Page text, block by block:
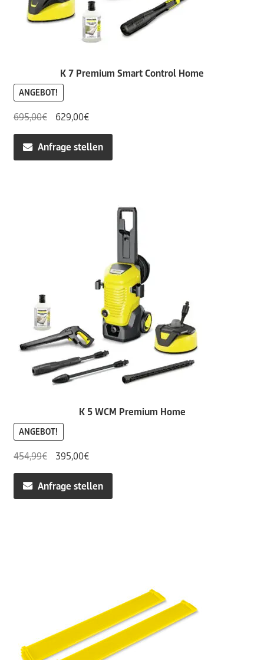
K 7 Premium Smart Control Home
ANGEBOT!
695,00€
Ursprünglicher
Preis
war:
695,00€
629,00€Aktueller
Preis
ist:
629,00€.
Anfrage stellen
K 5 WCM Premium Home
ANGEBOT!
454,99€
Ursprünglicher
Preis
war:
454,99€
395,00€Aktueller
Preis
ist:
395,00€.
Anfrage stellen